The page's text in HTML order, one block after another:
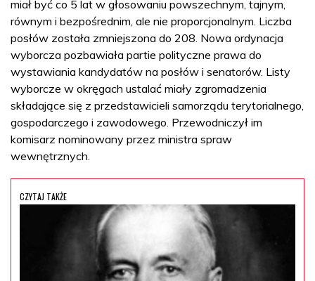
miał być co 5 lat w głosowaniu powszechnym, tajnym,
równym i bezpośrednim, ale nie proporcjonalnym. Liczba
posłów została zmniejszona do 208. Nowa ordynacja
wyborcza pozbawiała partie polityczne prawa do
wystawiania kandydatów na posłów i senatorów. Listy
wyborcze w okręgach ustalać miały zgromadzenia
składające się z przedstawicieli samorządu terytorialnego,
gospodarczego i zawodowego. Przewodniczył im
komisarz nominowany przez ministra spraw
wewnętrznych.
CZYTAJ TAKŻE